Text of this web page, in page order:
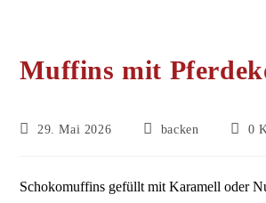
Muffins mit
Beitrag
29. Mai 2026
Beitrags-
backen 0
Schokomuffins gefüllt mit Karamell oder